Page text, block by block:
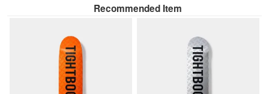
Recommended Item